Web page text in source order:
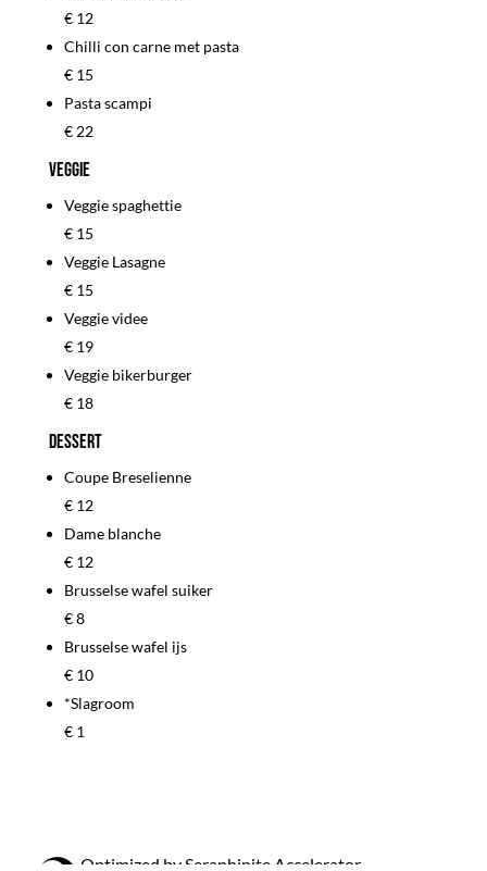
€ 12
Chilli con carne met pasta
€ 15
Pasta scampi
€ 22
Veggie
Veggie spaghettie
€ 15
Veggie Lasagne
€ 15
Veggie videe
€ 19
Veggie bikerburger
€ 18
Dessert
Coupe Breselienne
€ 12
Dame blanche
€ 12
Brusselse wafel suiker
€ 8
Brusselse wafel ijs
€ 10
*Slagroom
€ 1
Optimized by Seraphinite Accelerator